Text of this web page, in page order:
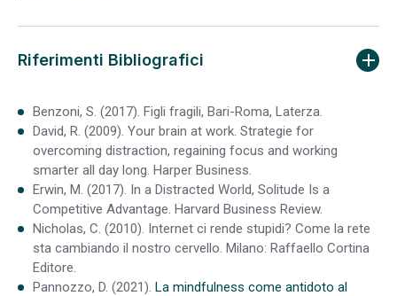
Riferimenti Bibliografici
Benzoni, S. (2017). Figli fragili, Bari-Roma, Laterza.
David, R. (2009). Your brain at work. Strategie for
overcoming distraction, regaining focus and working
smarter all day long. Harper Business.
Erwin, M. (2017). In a Distracted World, Solitude Is a
Competitive Advantage. Harvard Business Review.
Nicholas, C. (2010). Internet ci rende stupidi? Come la rete
sta cambiando il nostro cervello. Milano: Raffaello Cortina
Editore.
Pannozzo, D. (2021). La mindfulness come antidoto al